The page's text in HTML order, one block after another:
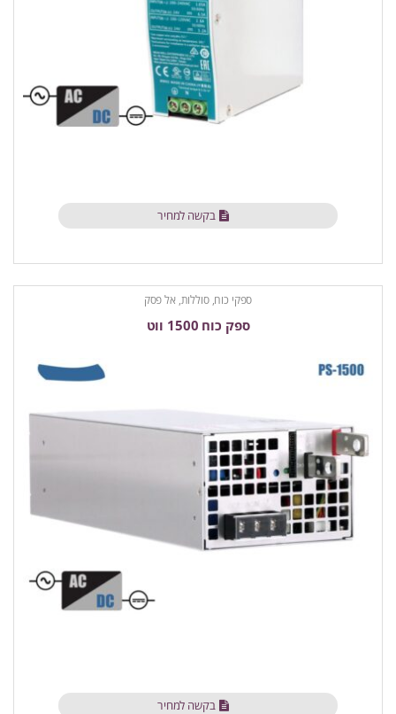
בקשה למחיר
ספקי כוח, סוללות, אל פסק
ספק כוח 1500 ווט
בקשה למחיר